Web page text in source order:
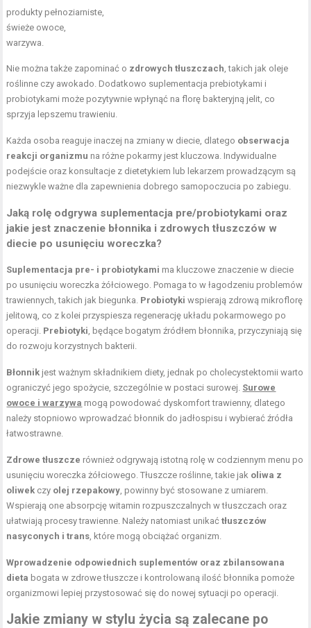
produkty pełnoziarniste,
świeże owoce,
warzywa.
Nie można także zapominać o zdrowych tłuszczach, takich jak oleje
roślinne czy awokado. Dodatkowo suplementacja prebiotykami i
probiotykami może pozytywnie wpłynąć na florę bakteryjną jelit, co
sprzyja lepszemu trawieniu.
Każda osoba reaguje inaczej na zmiany w diecie, dlatego obserwacja
reakcji organizmu na różne pokarmy jest kluczowa. Indywidualne
podejście oraz konsultacje z dietetykiem lub lekarzem prowadzącym są
niezwykle ważne dla zapewnienia dobrego samopoczucia po zabiegu.
Jaką rolę odgrywa suplementacja pre/probiotykami oraz
jakie jest znaczenie błonnika i zdrowych tłuszczów w
diecie po usunięciu woreczka?
Suplementacja pre- i probiotykami ma kluczowe znaczenie w diecie
po usunięciu woreczka żółciowego. Pomaga to w łagodzeniu problemów
trawiennych, takich jak biegunka. Probiotyki wspierają zdrową mikroflorę
jelitową, co z kolei przyspiesza regenerację układu pokarmowego po
operacji. Prebiotyki, będące bogatym źródłem błonnika, przyczyniają się
do rozwoju korzystnych bakterii.
Błonnik jest ważnym składnikiem diety, jednak po cholecystektomii warto
ograniczyć jego spożycie, szczególnie w postaci surowej. Surowe
owoce i warzywa mogą powodować dyskomfort trawienny, dlatego
należy stopniowo wprowadzać błonnik do jadłospisu i wybierać źródła
łatwostrawne.
Zdrowe tłuszcze również odgrywają istotną rolę w codziennym menu po
usunięciu woreczka żółciowego. Tłuszcze roślinne, takie jak oliwa z
oliwek czy olej rzepakowy, powinny być stosowane z umiarem.
Wspierają one absorpcję witamin rozpuszczalnych w tłuszczach oraz
ułatwiają procesy trawienne. Należy natomiast unikaćtłuszczów
nasyconych i trans, które mogą obciążać organizm.
Wprowadzenie odpowiednich suplementów oraz zbilansowana
dieta bogata w zdrowe tłuszcze i kontrolowaną ilość błonnika pomoże
organizmowi lepiej przystosować się do nowej sytuacji po operacji.
Jakie zmiany w stylu życia są zalecane po